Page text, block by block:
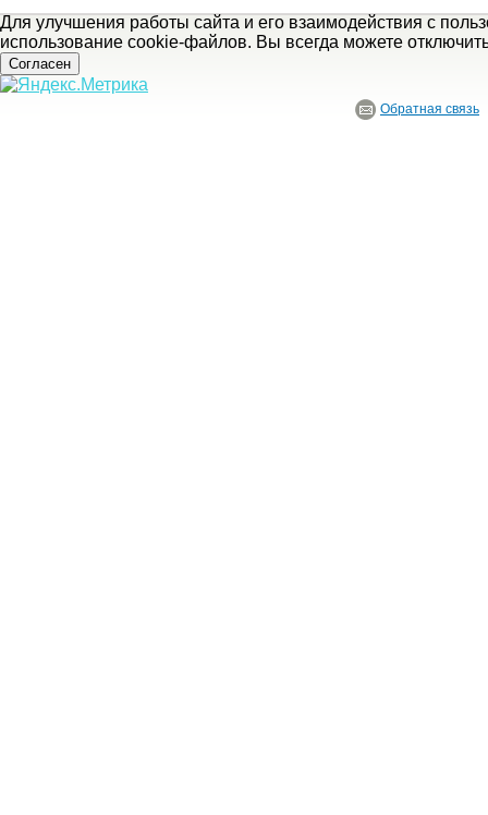
Для улучшения работы сайта и его взаимодействия с
использование cookie-файлов. Вы всегда можете
Согласен
Обратная связь